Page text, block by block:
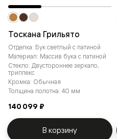
Тоскана Грильято
Отделка: Бук светлый с патиной
Материал: Массив бука с патиной
Стекло: Двустороннее зеркало,
триплекс
Кромка: Обычная
Толщина полотна: 40 мм
140 099 ₽
В корзину